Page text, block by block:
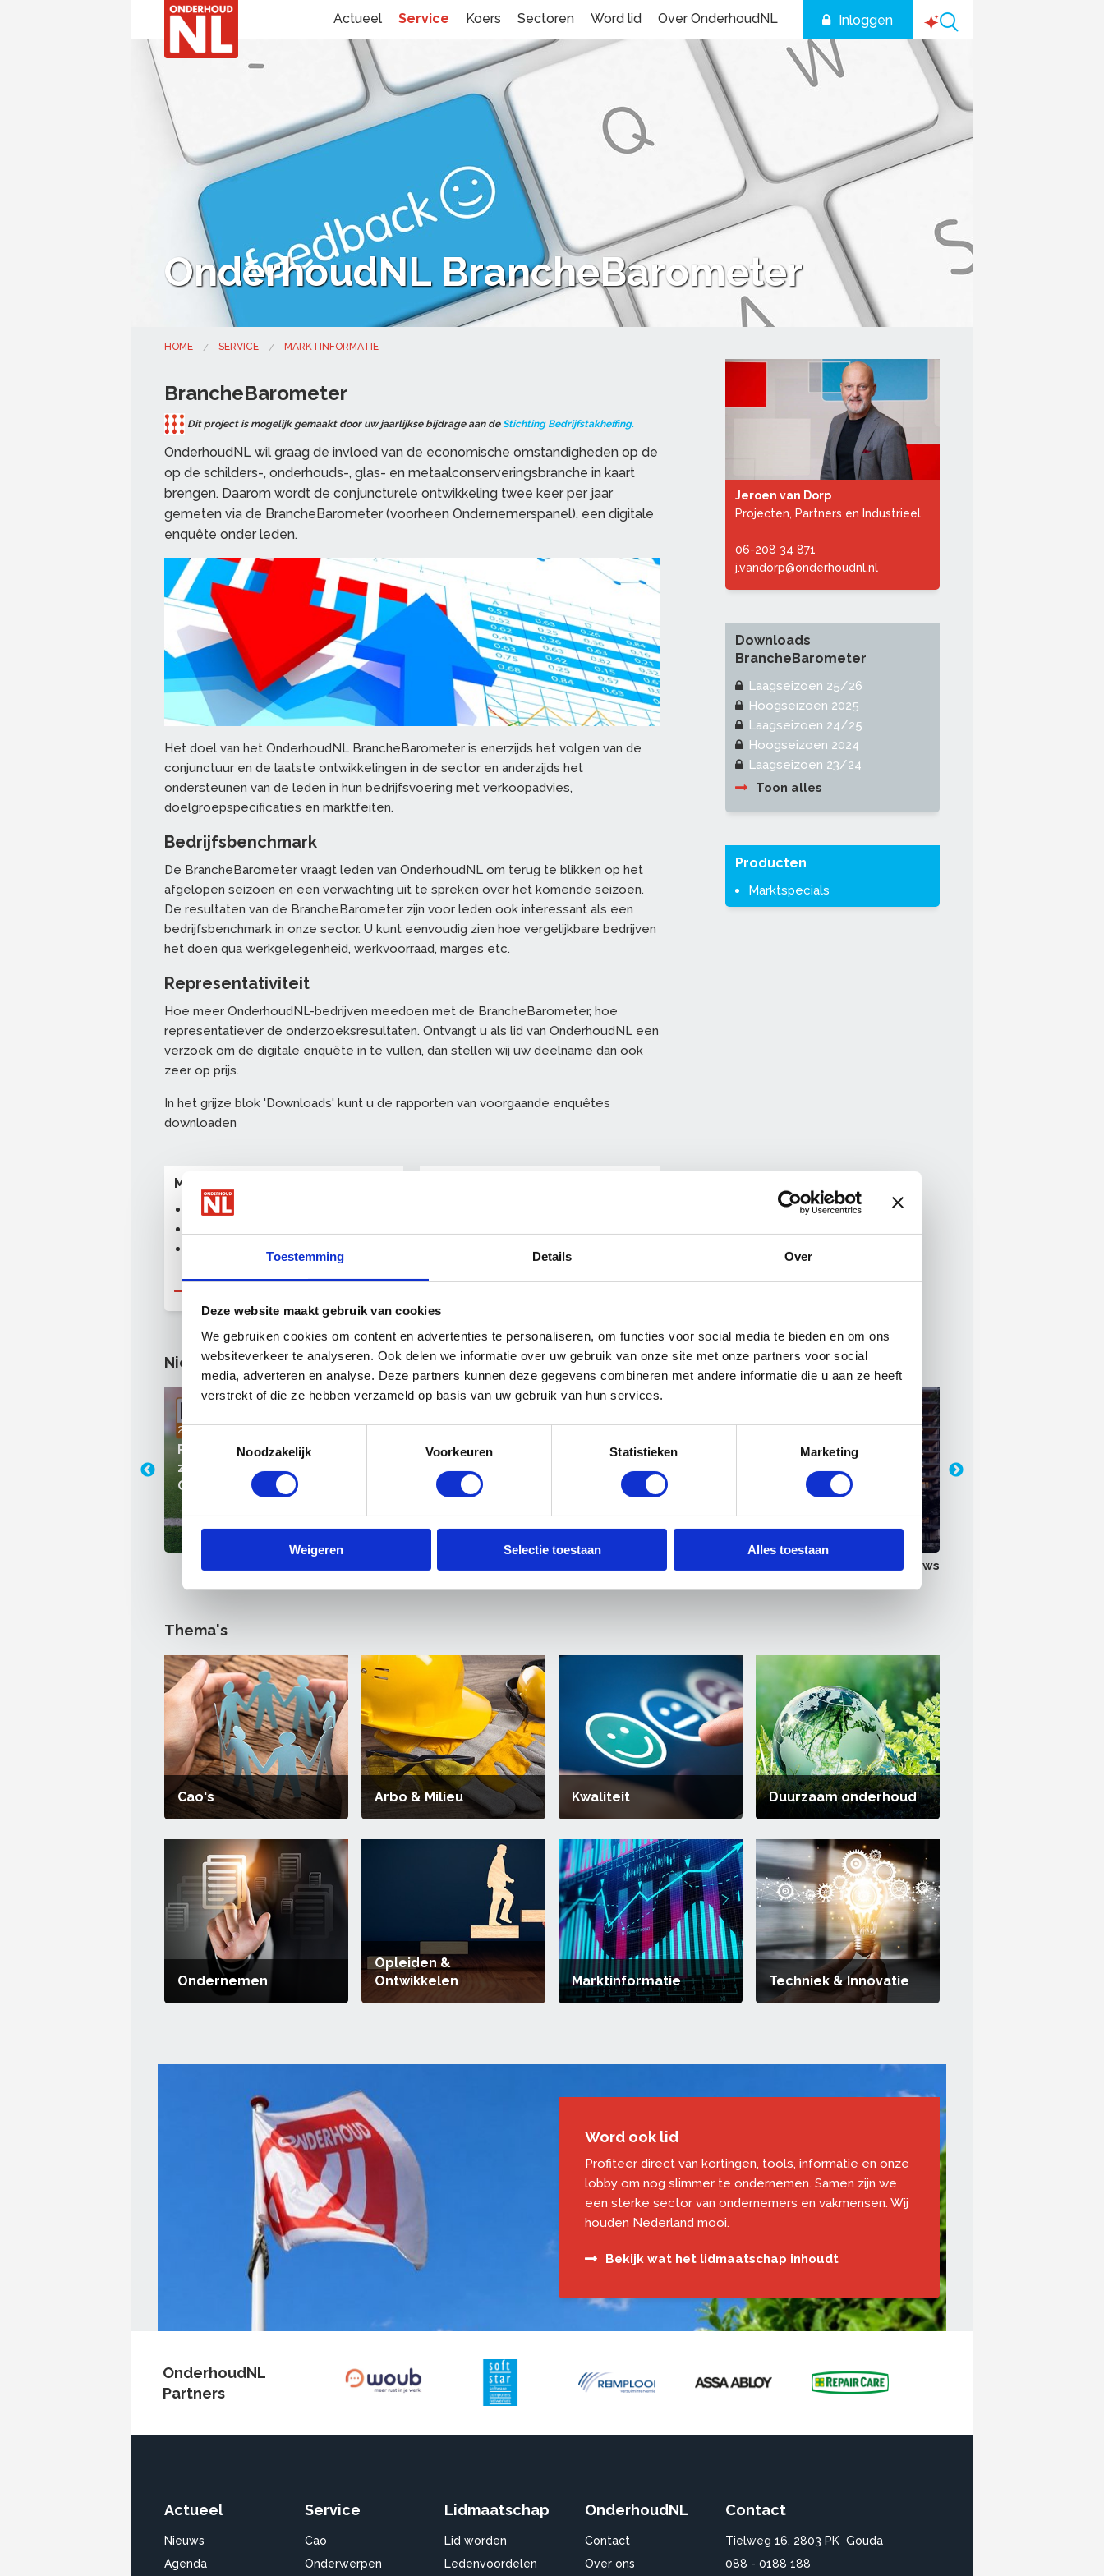
Toestemming Details Over
Deze website maakt gebruik van cookies
We gebruiken cookies om content en advertenties te personaliseren, om functies voor social media te bieden en om ons
websiteverkeer te analyseren. Ook delen we informatie over uw gebruik van onze site met onze partners voor social
media, adverteren en analyse. Deze partners kunnen deze gegevens combineren met andere informatie die u aan ze heeft
verstrekt of die ze hebben verzameld op basis van uw gebruik van hun services.
Toestemmingsselectie
Noodzakelijk
Voorkeuren Statistieken Marketing
Weigeren Selectie toestaan Alles toestaan
Inloggen
Actueel Service Koers Sectoren Word lid Over OnderhoudNL
OnderhoudNL BrancheBarometer
HOME SERVICE MARKTINFORMATIE
BrancheBarometer
Dit project is mogelijk gemaakt door uw jaarlijkse bijdrage aan deStichting Bedrijfstakheffing.
OnderhoudNL wil graag de invloed van de economische omstandigheden op de
op de schilders-, onderhouds-, glas- en metaalconserveringsbranche in kaart
brengen. Daarom wordt de conjuncturele ontwikkeling twee keer per jaar
gemeten via de BrancheBarometer (voorheen Ondernemerspanel), een digitale
enquête onder leden.
Het doel van het OnderhoudNL BrancheBarometer is enerzijds het volgen van de
conjunctuur en de laatste ontwikkelingen in de sector en anderzijds het
ondersteunen van de leden in hun bedrijfsvoering met verkoopadvies,
doelgroepspecificaties en marktfeiten.
Bedrijfsbenchmark
De BrancheBarometer vraagt leden van OnderhoudNL om terug te blikken op het
afgelopen seizoen en een verwachting uit te spreken over het komende seizoen.
De resultaten van de BrancheBarometer zijn voor leden ook interessant als een
bedrijfsbenchmark in onze sector. U kunt eenvoudig zien hoe vergelijkbare bedrijven
het doen qua werkgelegenheid, werkvoorraad, marges etc.
Representativiteit
Hoe meer OnderhoudNL-bedrijven meedoen met de BrancheBarometer, hoe
representatiever de onderzoeksresultaten. Ontvangt u als lid van OnderhoudNL een
verzoek om de digitale enquête in te vullen, dan stellen wij uw deelname dan ook
zeer op prijs.
In het grijze blok 'Downloads' kunt u de rapporten van voorgaande enquêtes
downloaden
Meer over onderzoek
Drones in de onderhoudsbranche
Innovatiefonds OnderhoudNL
Jeroen van Dorp
Projecten, Partners en Industrieel
06-208 34 871
j.vandorp@onderhoudnl.nl
Downloads
BrancheBarometer
Laagseizoen 25/26
Hoogseizoen 2025
Laagseizoen 24/25
Hoogseizoen 2024
Laagseizoen 23/24
Toon alles
Producten
Marktspecials
Nieuws
27 juli 2026
Partnernieuws Boels Rental: Dit
zijn de winnaars van de
OnderhoudNL WK-poule 2026!
21 juli 2026
Aedes publiceert onderzoek
naar onderhoudskosten
14 juli 2026
Fiscale regeling MIA\Vamil
stimuleert duurzame
investeringen in de bouw
Meer nieuws
Thema's
Cao's Arbo & Milieu Kwaliteit Duurzaam onderhoud
Ondernemen
Opleiden &
Ontwikkelen
Marktinformatie Techniek & Innovatie
Word ook lid
Profiteer direct van kortingen, tools, informatie en onze
lobby om nog slimmer te ondernemen. Samen zijn we
een sterke sector van ondernemers en vakmensen. Wij
houden Nederland mooi.
Bekijk wat het lidmaatschap inhoudt
OnderhoudNL
Partners
Actueel
Nieuws
Agenda
Service
Cao
Onderwerpen
Lidmaatschap
Lid worden
Ledenvoordelen
OnderhoudNL
Contact
Over ons
Contact
Tielweg 16, 2803 PK Gouda
088 - 0188 188